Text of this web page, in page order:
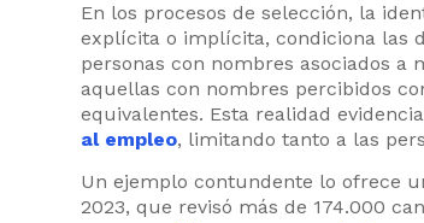
En los procesos de selección, la
explícita o implícita, condiciona las
personas con nombres asociados
aquellas con nombres percibidos
equivalentes. Esta realidad
al empleo, limitando tanto a las
Un ejemplo contundente lo ofrece
2023, que revisó más de 174.000